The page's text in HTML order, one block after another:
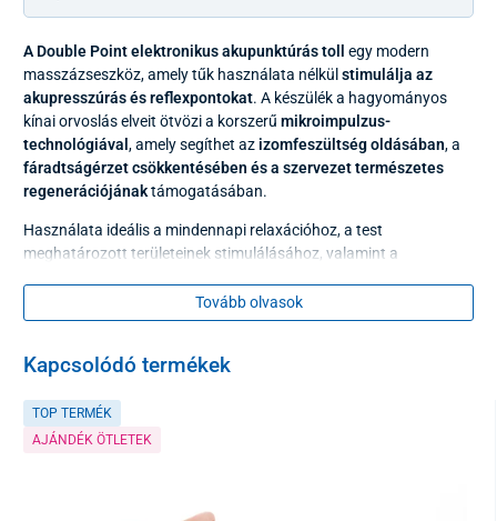
A Double Point elektronikus akupunktúrás toll egy modern
masszázseszköz, amely tűk használata nélkülstimulálja az
akupresszúrás és reflexpontokat. A készülék a hagyományos
kínai orvoslás elveit ötvözi a korszerű mikroimpulzus-
technológiával, amely segíthet az izomfeszültség oldásában, a
fáradtságérzet csökkentésében és a szervezet természetes
regenerációjánaktámogatásában.
Használata ideális a mindennapi relaxációhoz, a test
meghatározott területeinek stimulálásához, valamint a
áttekinthető kijelzőjének és intuitív kezelhetőségének
köszönhetőenbárhol és bármikor kényelmesen használható–
Tovább olvasok
Kapcsolódó termékek
TOP TERMÉK
AJÁNDÉK ÖTLETEK